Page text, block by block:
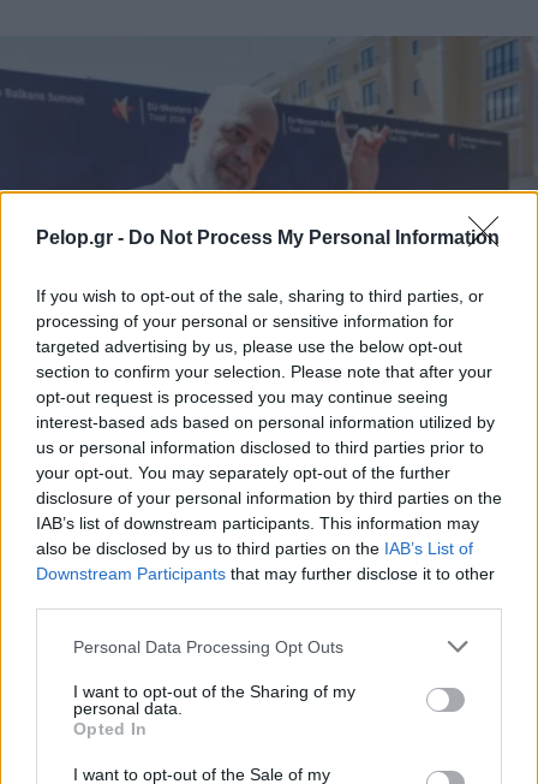
Pelop.gr - Do Not Process My Personal Information
If you wish to opt-out of the sale, sharing to third parties, or
processing of your personal or sensitive information for
targeted advertising by us, please use the below opt-out
section to confirm your selection. Please note that after your
opt-out request is processed you may continue seeing
interest-based ads based on personal information utilized by
us or personal information disclosed to third parties prior to
your opt-out. You may separately opt-out of the further
disclosure of your personal information by third parties on the
IAB’s list of downstream participants. This information may
also be disclosed by us to third parties on the IAB’s List of
Downstream Participants that may further disclose it to other
Please note that this website/app uses one or more Google
not limited to your visit or usage behaviour. You may click to
grant or deny consent to Google and its third-party tags to
use your data for below specified purposes in below Google
consent section.
Personal Data Processing Opt Outs
I want to opt-out of the Sharing of my
personal data.
Opted In
I want to opt-out of the Sale of my
ΕΥΡΩΠΗ
Έντι Ράμα: «Δεν μπορείς να προβλέψεις τον
Θεό, το σεξ και την ΕΕ»